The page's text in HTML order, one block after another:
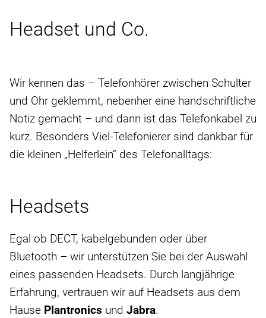
Headset und Co.
Wir kennen das – Telefonhörer zwischen Schulter
und Ohr geklemmt, nebenher eine handschriftliche
Notiz gemacht – und dann ist das Telefonkabel zu
kurz. Besonders Viel-Telefonierer sind dankbar für
die kleinen „Helferlein“ des Telefonalltags:
Headsets
Egal ob DECT, kabelgebunden oder über
Bluetooth – wir unterstützen Sie bei der Auswahl
eines passenden Headsets. Durch langjährige
Erfahrung, vertrauen wir auf Headsets aus dem
Hause Plantronics und Jabra.